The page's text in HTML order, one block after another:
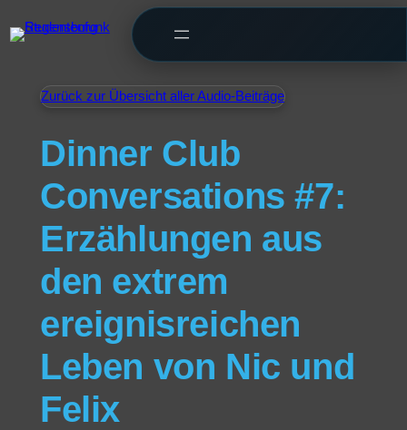
Zurück zur Übersicht aller Audio-Beiträge
Dinner Club
Conversations #7:
Erzählungen aus
den extrem
ereignisreichen
Leben von Nic und
Felix